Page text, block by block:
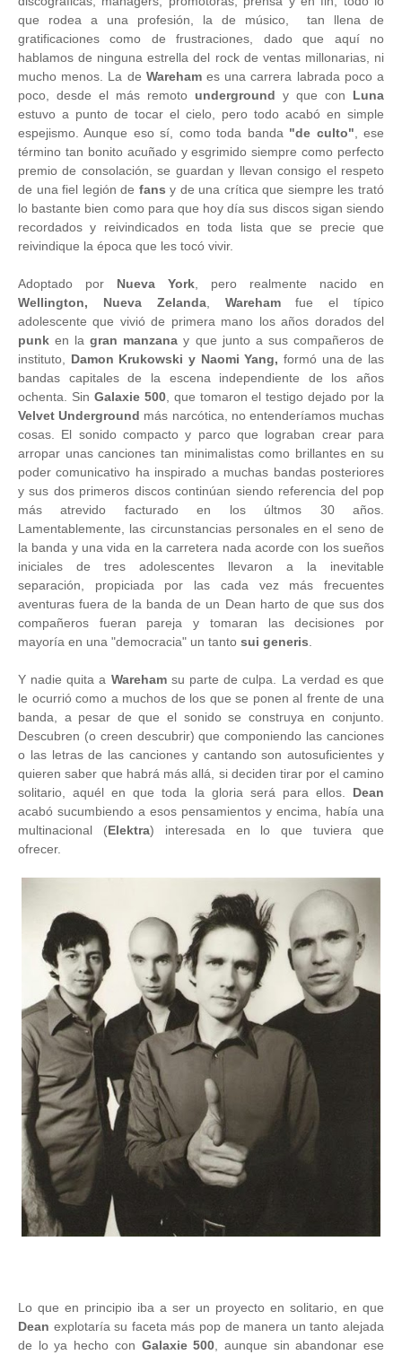
que rodea a una profesión, la de músico, tan llena de
gratificaciones como de frustraciones, dado que aquí no
hablamos de ninguna estrella del rock de ventas millonarias, ni
mucho menos. La de Warehames una carrera labrada poco a
poco, desde el más remoto underground y que con Luna
estuvo a punto de tocar el cielo, pero todo acabó en simple
espejismo. Aunque eso sí, como toda banda "de culto", ese
término tan bonito acuñado y esgrimido siempre como perfecto
premio de consolación, se guardan y llevan consigo el respeto
de una fiel legión de fans y de una crítica que siempre les trató
lo bastante bien como para que hoy día sus discos sigan siendo
recordados y reivindicados en toda lista que se precie que
reivindique la época que les tocó vivir.
Adoptado por Nueva York, pero realmente nacido en
Wellington, Nueva Zelanda, Warehamfue el típico
adolescente que vivió de primera mano los años dorados del
punk en lagran manzana y que junto a sus compañeros de
instituto, Damon Krukowski y Naomi Yang, formó una de las
bandas capitales de la escena independiente de los años
ochenta. Sin Galaxie 500, que tomaron el testigo dejado por la
Velvet Underground más narcótica, no entenderíamos muchas
cosas. El sonido compacto y parco que lograban crear para
arropar unas canciones tan minimalistas como brillantes en su
poder comunicativo ha inspirado a muchas bandas posteriores
y sus dos primeros discos continúan siendo referencia del pop
más atrevido facturado en los últmos 30 años.
Lamentablemente, las circunstancias personales en el seno de
la banda y una vida en la carretera nada acorde con los sueños
iniciales de tres adolescentes llevaron a la inevitable
separación, propiciada por las cada vez más frecuentes
aventuras fuera de la banda de un Dean harto de que sus dos
compañeros fueran pareja y tomaran las decisiones por
mayoría en una "democracia" un tanto sui generis.
Y nadie quita a Warehamsu parte de culpa. La verdad es que
le ocurrió como a muchos de los que se ponen al frente de una
banda, a pesar de que el sonido se construya en conjunto.
Descubren (o creen descubrir) que componiendo las canciones
o las letras de las canciones y cantando son autosuficientes y
quieren saber que habrá más allá, si deciden tirar por el camino
solitario, aquél en que toda la gloria será para ellos. Dean
acabó sucumbiendo a esos pensamientos y encima, había una
multinacional (Elektra) interesada en lo que tuviera que
ofrecer.
Lo que en principio iba a ser un proyecto en solitario, en que
Dean explotaría su faceta más pop de manera un tanto alejada
de lo ya hecho con Galaxie 500, aunque sin abandonar ese